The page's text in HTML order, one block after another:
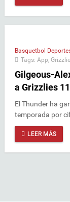
Basquetbol
Tags: App
Gilgeous-
a Grizzlies
El Thunder ha
temporada por
LEER MÁS